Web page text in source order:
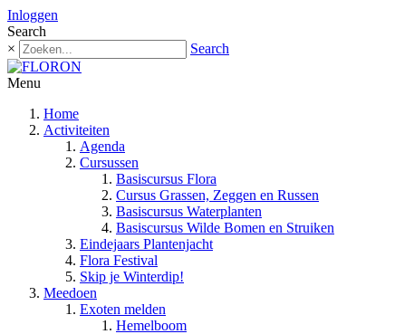
Inloggen
Search
×
Search
Menu
Home
Activiteiten
Agenda
Cursussen
Basiscursus Flora
Cursus Grassen, Zeggen en Russen
Basiscursus Waterplanten
Basiscursus Wilde Bomen en Struiken
Eindejaars Plantenjacht
Flora Festival
Skip je Winterdip!
Meedoen
Exoten melden
Hemelboom